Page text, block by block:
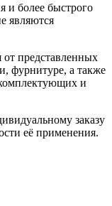
и более быстрого
являются
от представленных
фурнитуре, а также
и
заказу
её применения.